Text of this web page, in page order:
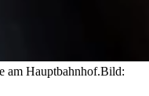
am Hauptbahnhof.Bild: